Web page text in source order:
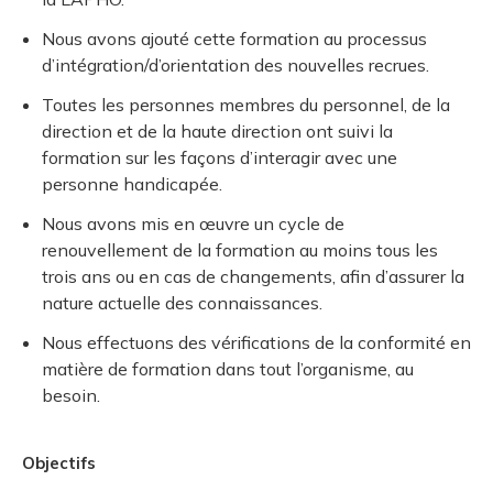
Nous avons ajouté cette formation au processus
d’intégration/d’orientation des nouvelles recrues.
Toutes les personnes membres du personnel, de la
direction et de la haute direction ont suivi la
formation sur les façons d’interagir avec une
personne handicapée.
Nous avons mis en œuvre un cycle de
renouvellement de la formation au moins tous les
trois ans ou en cas de changements, afin d’assurer la
nature actuelle des connaissances.
Nous effectuons des vérifications de la conformité en
matière de formation dans tout l’organisme, au
besoin.
Objectifs